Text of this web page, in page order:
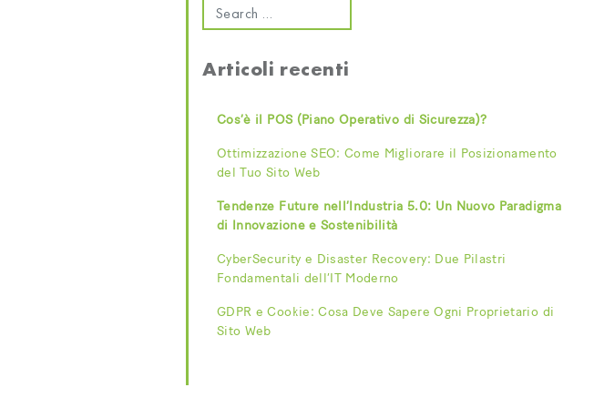
Articoli recenti
Cos’è il POS (Piano Operativo di Sicurezza)?
Ottimizzazione SEO: Come Migliorare il Posizionamento
del Tuo Sito Web
Tendenze Future nell’Industria 5.0: Un Nuovo Paradigma
di Innovazione e Sostenibilità
CyberSecurity e Disaster Recovery: Due Pilastri
Fondamentali dell’IT Moderno
GDPR e Cookie: Cosa Deve Sapere Ogni Proprietario di
Sito Web